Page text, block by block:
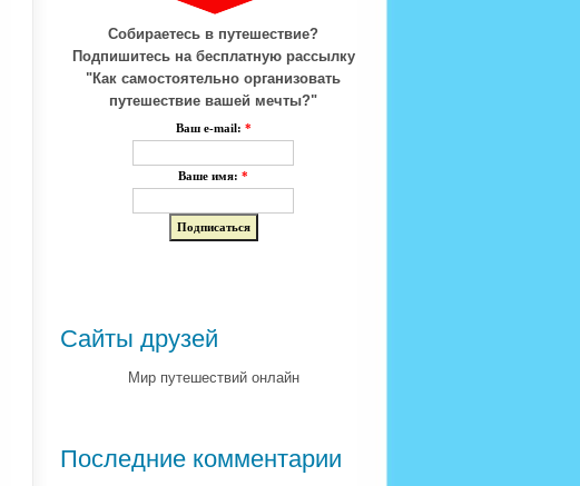
Собираетесь в путешествие?
Подпишитесь на бесплатную рассылку
"Как самостоятельно организовать
путешествие вашей мечты?"
Ваш e-mail: *
Ваше имя: *
Сайты друзей
Мир путешествий онлайн
Последние комментарии